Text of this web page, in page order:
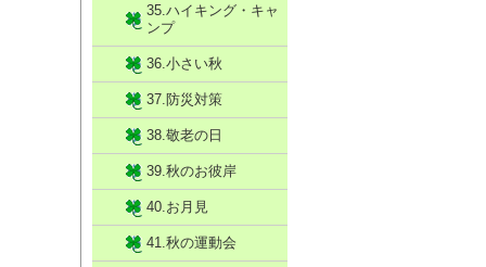
35.ハイキング・キャ
ンプ
36.小さい秋
37.防災対策
38.敬老の日
39.秋のお彼岸
40.お月見
41.秋の運動会